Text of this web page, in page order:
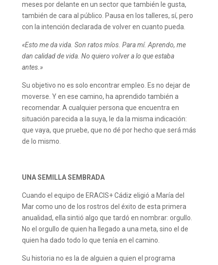
meses por delante en un sector que también le gusta,
también de cara al público. Pausa en los talleres, sí, pero
con la intención declarada de volver en cuanto pueda.
«Esto me da vida. Son ratos míos. Para mí. Aprendo, me
dan calidad de vida. No quiero volver a lo que estaba
antes.»
Su objetivo no es solo encontrar empleo. Es no dejar de
moverse. Y en ese camino, ha aprendido también a
recomendar. A cualquier persona que encuentra en
situación parecida a la suya, le da la misma indicación:
que vaya, que pruebe, que no dé por hecho que será más
de lo mismo.
UNA SEMILLA SEMBRADA
Cuando el equipo de ERACIS+ Cádiz eligió a María del
Mar como uno de los rostros del éxito de esta primera
anualidad, ella sintió algo que tardó en nombrar: orgullo.
No el orgullo de quien ha llegado a una meta, sino el de
quien ha dado todo lo que tenía en el camino.
Su historia no es la de alguien a quien el programa